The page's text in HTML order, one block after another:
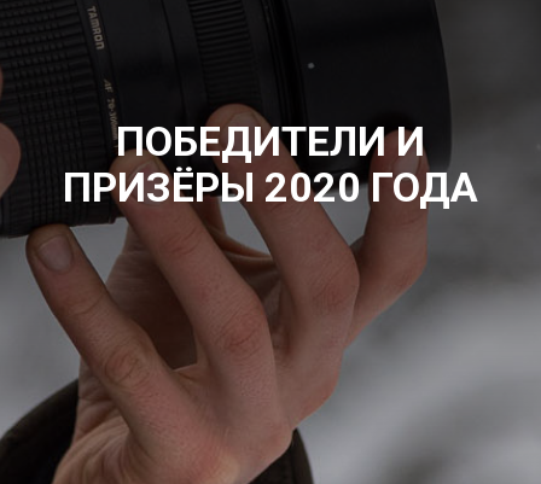
ПОБЕДИТЕЛИ И
ПРИЗЁРЫ 2020 ГОДА